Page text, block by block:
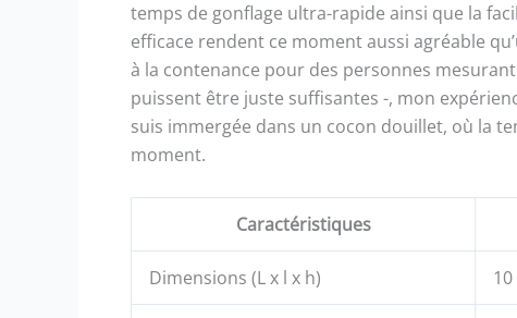
temps de gonflage ultra-rapide ainsi que la
efficace rendent ce moment aussi agréable
à la contenance pour des personnes
puissent être juste suffisantes -, mon
suis immergée dans un cocon douillet, où la
moment.
Caractéristiques
Dimensions (L x l x h)